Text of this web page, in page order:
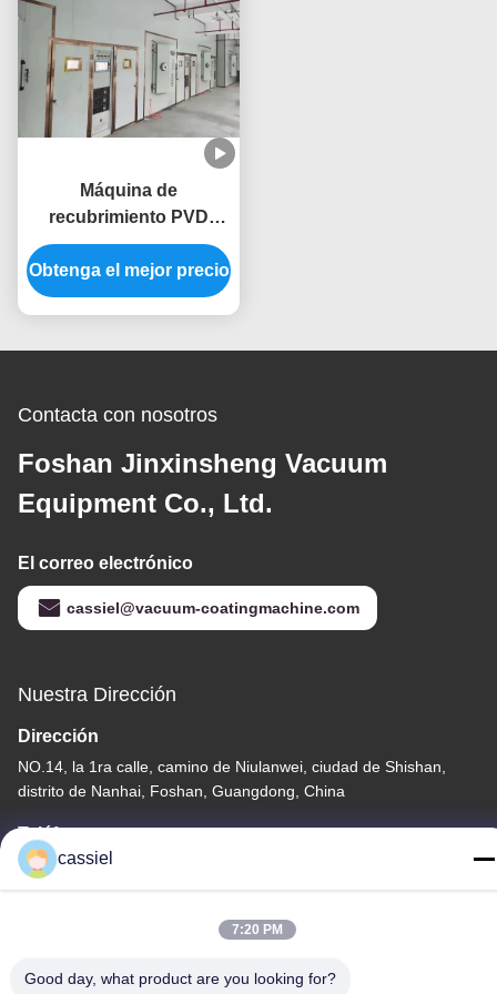
Máquina de
recubrimiento PVD
totalmente automática
resistente a los
arañazos con cámara
para marcos de
Obtenga el mejor precio
Contacta con nosotros
Foshan Jinxinsheng Vacuum
Equipment Co., Ltd.
El correo electrónico
cassiel@vacuum-coatingmachine.com
Nuestra Dirección
Dirección
NO.14, la 1ra calle, camino de Niulanwei, ciudad de Shishan,
distrito de Nanhai, Foshan, Guangdong, China
Teléfono
86-139-2915-0962
cassiel
7:20 PM
Good day, what product are you looking for?